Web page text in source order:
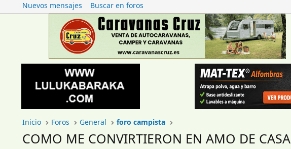
Nuevos mensajes Buscar en foros
Inicio Foros General foro campista
COMO ME CONVIRTIERON EN AMO DE CASA